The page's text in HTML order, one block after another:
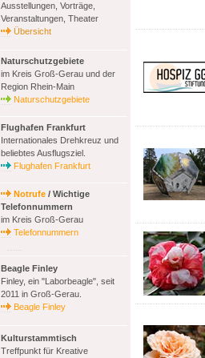
Ausstellungen, Vorträge,
Veranstaltungen, Theater
Übersicht
Naturschutzgebiete
im Kreis Groß-Gerau und der
Region Rhein-Main
Naturschutzgebiete
Flughafen Frankfurt
Internationales Drehkreuz und
beliebtes Ausflugsziel.
Flughafen Frankfurt
Notrufe/ Wichtige
Telefonnummern
im Kreis Groß-Gerau
Telefonnummern
Beagle Finley
Finley, ein "Laborbeagle", seit
2011 in Groß-Gerau.
Beagle Finley
Kulturstammtisch
Treffpunkt für Kreative